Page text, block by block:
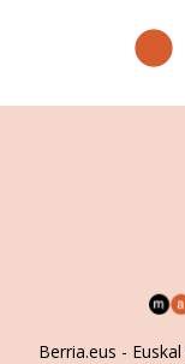
baliatzen gara.
erabiltzeko
Berria.eus -